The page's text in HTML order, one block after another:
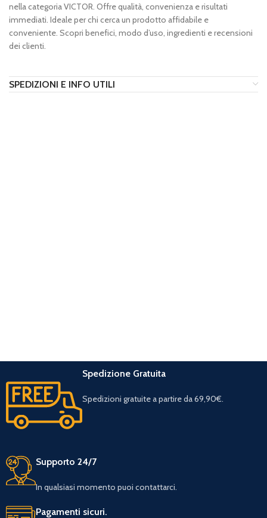
nella categoria VICTOR. Offre qualità, convenienza e risultati
immediati. Ideale per chi cerca un prodotto affidabile e
conveniente. Scopri benefici, modo d’uso, ingredienti e recensioni
dei clienti.
SPEDIZIONI E INFO UTILI
Spedizione Gratuita
Spedizioni gratuite a partire da 69,90€.
Supporto 24/7
In qualsiasi momento puoi contattarci.
Pagamenti sicuri.